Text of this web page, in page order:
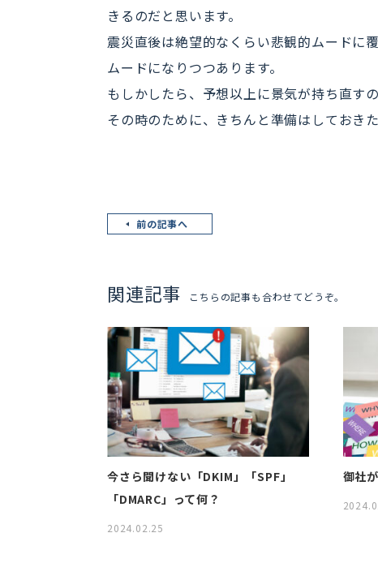
きるのだと思います。
震災直後は絶望的なくらい悲観的ムードに
ムードになりつつあります。
もしかしたら、予想以上に景気が持ち直す
その時のために、きちんと準備はしておきた
前の記事へ
関連記事 こちらの記事も合わせてどうぞ。
今さら聞けない「DKIM」「SPF」
「DMARC」って何？
2024.02.25
御社